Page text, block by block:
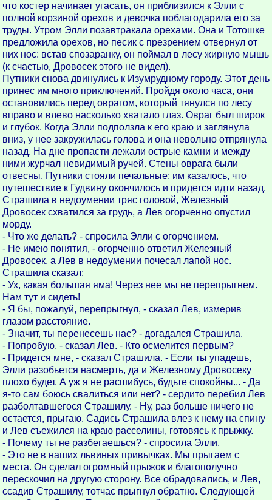
что костер начинает угасать, он приблизился к Элли с
полной корзиной орехов и девочка поблагодарила его за
труды. Утром Элли позавтракала орехами. Она и Тотошке
предложила орехов, но песик с презрением отвернул от
них нос: встав спозаранку, он поймал в лесу жирную мышь
(к счастью, Дровосек этого не видел).
Путники снова двинулись к Изумрудному городу. Этот день
принес им много приключений. Пройдя около часа, они
остановились перед оврагом, который тянулся по лесу
вправо и влево насколько хватало глаз. Овраг был широк
и глубок. Когда Элли подползла к его краю и заглянула
вниз, у нее закружилась голова и она невольно отпрянула
назад. На дне пропасти лежали острые камни и между
ними журчал невидимый ручей. Стены оврага были
отвесны. Путники стояли печальные: им казалось, что
путешествие к Гудвину окончилось и придется идти назад.
Страшила в недоумении тряс головой, Железный
Дровосек схватился за грудь, а Лев огорченно опустил
морду.
- Что же делать? - спросила Элли с огорчением.
- Не имею понятия, - огорченно ответил Железный
Дровосек, а Лев в недоумении почесал лапой нос.
Страшила сказал:
- Ух, какая большая яма! Через нее мы не перепрыгнем.
Нам тут и сидеть!
- Я бы, пожалуй, перепрыгнул, - сказал Лев, измерив
глазом расстояние.
- Значит, ты перенесешь нас? - догадался Страшила.
- Попробую, - сказал Лев. - Кто осмелится первым?
- Придется мне, - сказал Страшила. - Если ты упадешь,
Элли разобьется насмерть, да и Железному Дровосеку
плохо будет. А уж я не расшибусь, будьте спокойны... - Да
я-то сам боюсь свалиться или нет? - сердито перебил Лев
разболтавшегося Страшилу. - Ну, раз больше ничего не
остается, прыгаю. Садись Страшила влез к нему на спину
и Лев съежился на краю расселины, готовясь к прыжку.
- Почему ты не разбегаешься? - спросила Элли.
- Это не в наших львиных привычках. Мы прыгаем с
места. Он сделал огромный прыжок и благополучно
перескочил на другую сторону. Все обрадовались, и Лев,
ссадив Страшилу, тотчас прыгнул обратно. Следующей